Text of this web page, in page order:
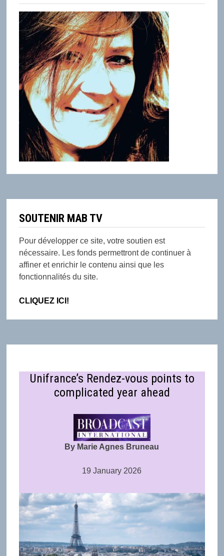
SOUTENIR MAB TV
Pour développer ce site, votre soutien est
nécessaire. Les fonds permettront de continuer à
affiner et enrichir le contenu ainsi que les
fonctionnalités du site.
CLIQUEZ ICI!
Unifrance’s Rendez-vous points to
complicated year ahead
By Marie Agnes Bruneau
19 January 2026